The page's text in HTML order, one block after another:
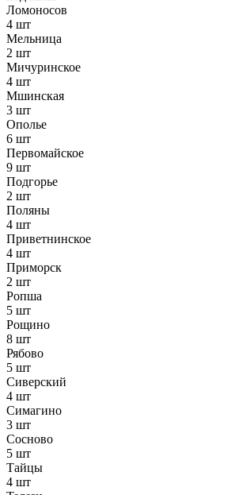
Ломоносов
4 шт
Мельница
2 шт
Мичуринское
4 шт
Мшинская
3 шт
Ополье
6 шт
Первомайское
9 шт
Подгорье
2 шт
Поляны
4 шт
Приветнинское
4 шт
Приморск
2 шт
Ропша
5 шт
Рощино
8 шт
Рябово
5 шт
Сиверский
4 шт
Симагино
3 шт
Сосново
5 шт
Тайцы
4 шт